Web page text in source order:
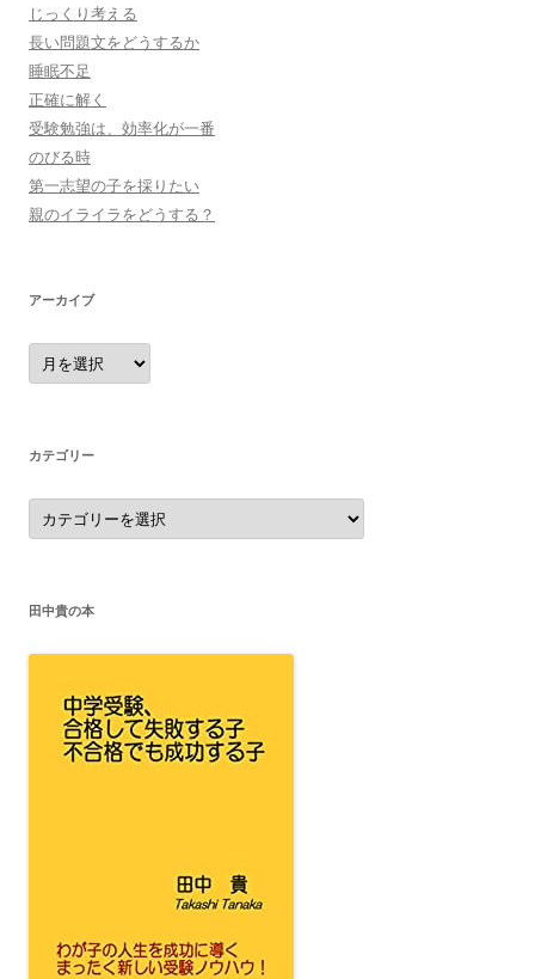
じっくり考える
長い問題文をどうするか
睡眠不足
正確に解く
受験勉強は、効率化が一番
のびる時
第一志望の子を採りたい
親のイライラをどうする？
アーカイブ
ア
ー
カ
カテゴリー
カ
テ
ゴ
田中貴の本